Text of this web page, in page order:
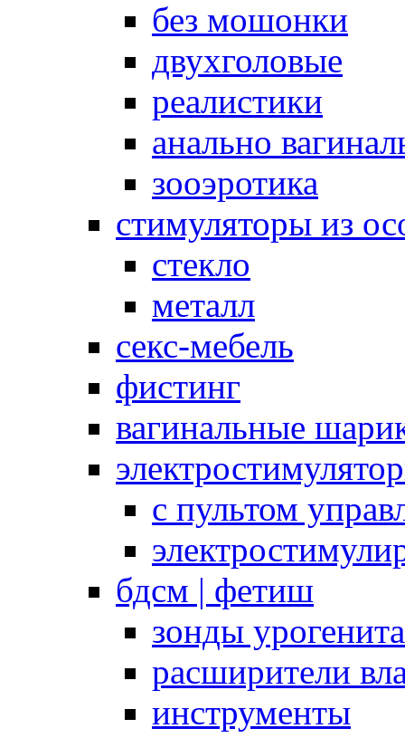
без мошонки
двухголовые
реалистики
анально
зооэротика
стимуляторы из
стекло
металл
секс-мебель
фистинг
вагинальные
с пультом
бдсм | фетиш
зонды
расширители
инструменты